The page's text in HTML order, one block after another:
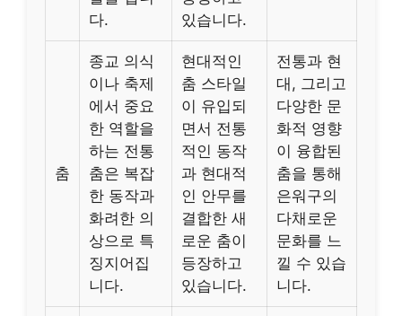
다.
있습니다.
춤
종교 의식
이나 축제
에서 중요
한 역할을
하는 전통
춤은 복잡
한 동작과
화려한 의
상으로 특
징지어집
니다.
현대적인
춤 스타일
이 유입되
면서 전통
적인 동작
과 현대적
인 안무를
결합한 새
로운 춤이
등장하고
있습니다.
전통과 현
대, 그리고
다양한 문
화적 영향
이 융합된
춤을 통해
은워구의
다채로운
문화를 느
낄 수 있습
니다.